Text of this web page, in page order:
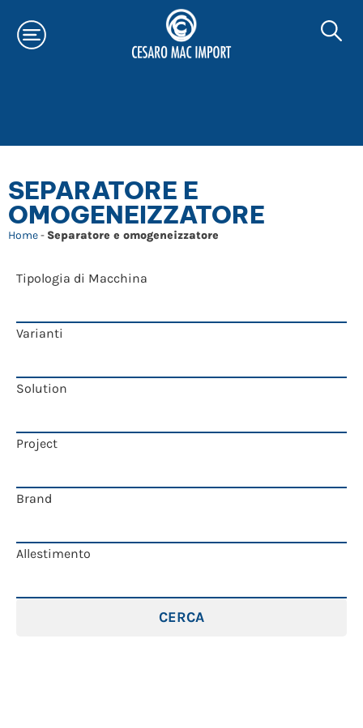
SEPARATORE E
OMOGENEIZZATORE
Home- Separatore e omogeneizzatore
Tipologia di Macchina
Varianti
Solution
Project
Brand
Allestimento
CERCA